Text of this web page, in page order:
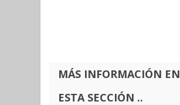
MÁS INFORMACIÓN EN
ESTA SECCIÓN ..